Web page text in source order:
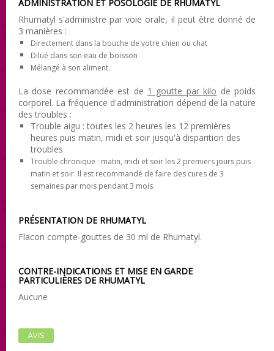
ADMINISTRATION ET POSOLOGIE DE RHUMATYL
Rhumatyl s'administre par voie orale, il peut être donné de
3 manières :
Directement dans la bouche de votre chien ou chat
Dilué dans son eau de boisson
Mélangé à son aliment.
La dose recommandée est de 1 goutte par kilo de poids
corporel. La fréquence d'administration dépend de la nature
des troubles :
Trouble aigu : toutes les 2 heures les 12 premières
heures puis matin, midi et soir jusqu'à disparition des
troubles
Trouble chronique : matin, midi et soir les 2 premiers jours puis
matin et soir. Il est recommandé de faire des cures de 3
semaines par mois pendant 3 mois.
PRÉSENTATION DE RHUMATYL
Flacon compte-gouttes de 30 ml de Rhumatyl.
CONTRE-INDICATIONS ET MISE EN GARDE
PARTICULIÈRES DE RHUMATYL
Aucune
AVIS